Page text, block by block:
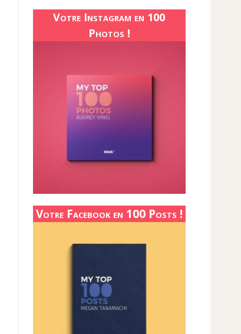
Votre Instagram en 100
Photos !
Votre Facebook en 100 Posts !